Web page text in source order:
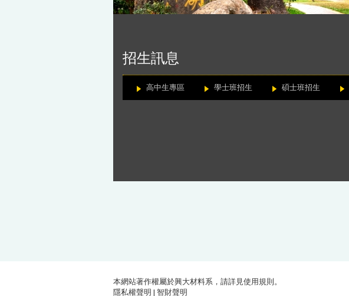
招生訊息
高中生專區 學士班招生 碩士班招生
本網站著作權屬於興大材料系，請詳見 使用規則 。
隱私權聲明 | 智財聲明